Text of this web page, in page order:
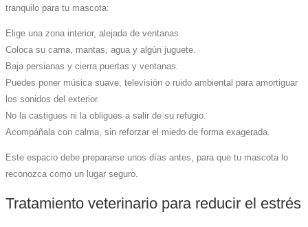
tranquilo para tu mascota:
Elige una zona interior, alejada de ventanas.
Coloca su cama, mantas, agua y algún juguete.
Baja persianas y cierra puertas y ventanas.
Puedes poner música suave, televisión o ruido ambiental para amortiguar
los sonidos del exterior.
No la castigues ni la obligues a salir de su refugio.
Acompáñala con calma, sin reforzar el miedo de forma exagerada.
Este espacio debe prepararse unos días antes, para que tu mascota lo
reconozca como un lugar seguro.
Tratamiento veterinario para reducir el estrés